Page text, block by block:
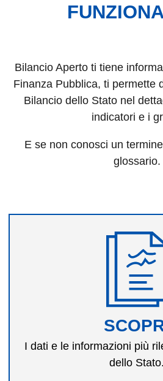
Bilancio Aperto ti tiene
Finanza Pubblica, ti permette
Bilancio dello Stato nel
indicatori e i
E se non conosci un
glossario.
I dati e le informazioni più
dello Stato.